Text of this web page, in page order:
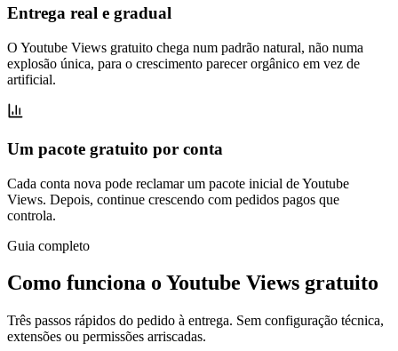
Entrega real e gradual
O Youtube Views gratuito chega num padrão natural, não numa
explosão única, para o crescimento parecer orgânico em vez de
artificial.
Um pacote gratuito por conta
Cada conta nova pode reclamar um pacote inicial de Youtube
Views. Depois, continue crescendo com pedidos pagos que
controla.
Guia completo
Como funciona o Youtube Views gratuito
Três passos rápidos do pedido à entrega. Sem configuração técnica,
extensões ou permissões arriscadas.